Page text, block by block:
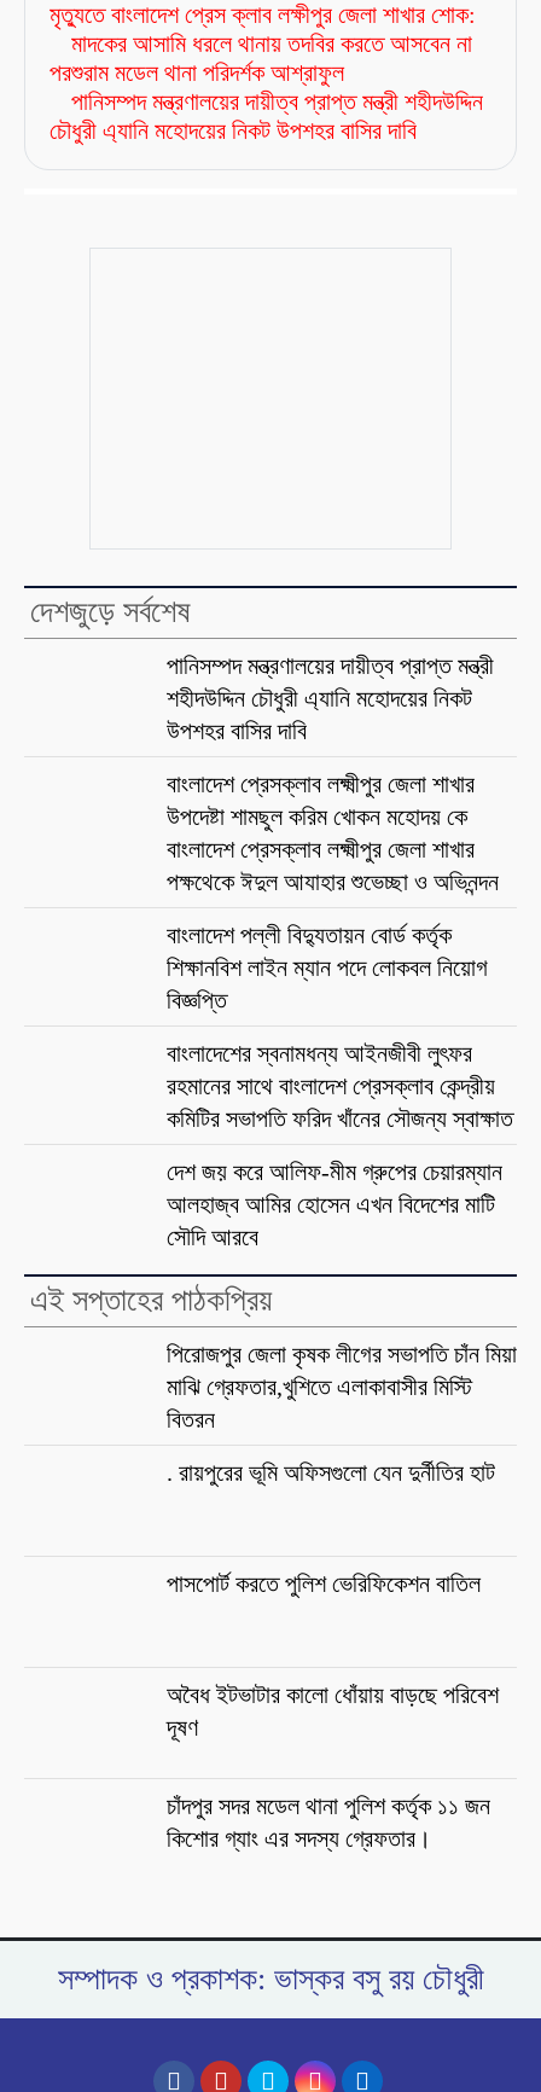
মৃত্যুতে বাংলাদেশ প্রেস ক্লাব লক্ষীপুর জেলা শাখার শোক:
মাদকের আসামি ধরলে থানায় তদবির করতে আসবেন না
পরশুরাম মডেল থানা পরিদর্শক আশ্রাফুল
পানিসম্পদ মন্ত্রণালয়ের দায়ীত্ব প্রাপ্ত মন্ত্রী শহীদউদ্দিন
চৌধুরী এ্যানি মহোদয়ের নিকট উপশহর বাসির দাবি
দেশজুড়ে সর্বশেষ
পানিসম্পদ মন্ত্রণালয়ের দায়ীত্ব প্রাপ্ত মন্ত্রী
শহীদউদ্দিন চৌধুরী এ্যানি মহোদয়ের নিকট
উপশহর বাসির দাবি
বাংলাদেশ প্রেসক্লাব লক্ষ্মীপুর জেলা শাখার
উপদেষ্টা শামছুল করিম খোকন মহোদয় কে
বাংলাদেশ প্রেসক্লাব লক্ষ্মীপুর জেলা শাখার
পক্ষথেকে ঈদুল আযাহার শুভেচ্ছা ও অভিনন্দন
বাংলাদেশ পল্লী বিদ্যুতায়ন বোর্ড কর্তৃক
শিক্ষানবিশ লাইন ম্যান পদে লোকবল নিয়োগ
বিজ্ঞপ্তি
বাংলাদেশের স্বনামধন্য আইনজীবী লুৎফর
রহমানের সাথে বাংলাদেশ প্রেসক্লাব কেন্দ্রীয়
কমিটির সভাপতি ফরিদ খাঁনের সৌজন্য স্বাক্ষাত
দেশ জয় করে আলিফ-মীম গ্রুপের চেয়ারম্যান
আলহাজ্ব আমির হোসেন এখন বিদেশের মাটি
সৌদি আরবে
এই সপ্তাহের পাঠকপ্রিয়
পিরোজপুর জেলা কৃষক লীগের সভাপতি চাঁন মিয়া
মাঝি গ্রেফতার,খুশিতে এলাকাবাসীর মিস্টি
বিতরন
. রায়পুরের ভূমি অফিসগুলো যেন দুর্নীতির হাট
পাসপোর্ট করতে পুলিশ ভেরিফিকেশন বাতিল
অবৈধ ইটভাটার কালো ধোঁয়ায় বাড়ছে পরিবেশ
দূষণ
চাঁদপুর সদর মডেল থানা পুলিশ কর্তৃক ১১ জন
কিশোর গ্যাং এর সদস্য গ্রেফতার।
সম্পাদক ও প্রকাশক: ভাস্কর বসু রয় চৌধুরী